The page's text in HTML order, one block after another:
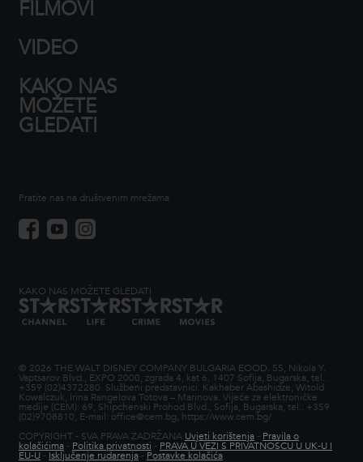
FILMOVI
VIDEO
KAKO NAS
MOŽETE
GLEDATI
Pratite nas na društvenim mrežama
KAKO NAS MOŽETE GLEDATI
© 2026 THE WALT DISNEY COMPANY BULGARIA EOOD. 55, Nikola Y.
Vaptsarov Blvd., EXPO 2000, zgrada 4, kat 6, 1407 Sofija, Bugarska, tel.:
+359 (02)4372280. Službeni predstavnici: Kakhaber Abashidze, Witold
Kowalczuk, Irina Rangelova Totova – Marinova. Vijeće za elektroničke
medije (CEM): 69, Shipchenski Prohod Blvd., Sofija, Bugarska, tel.: +359
(02)9708810, E-mail: office@cem.bg, https://www.cem.bg/
COPYRIGHT - SVA PRAVA ZADRŽANA Uvjeti korištenja - Pravila o
kolačićima - Politika privatnosti - PRAVA U VEZI S PRIVATNOŠĆU U UK-U I
EU-U - Isključenje rudarenja - Postavke kolačića